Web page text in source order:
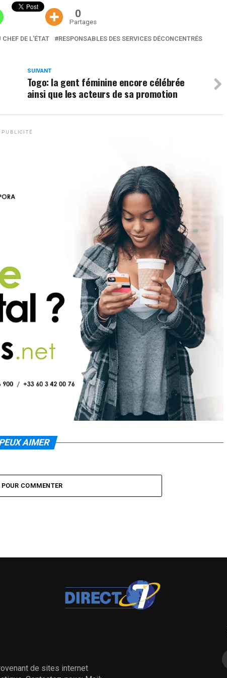
0
Partages
DE L'ÉTAT RESPONSABLES DES SERVICES DÉCONCENTRÉS
SUIVANT
Togo: la gent féminine encore célébrée
ainsi que les acteurs de sa promotion
PUBLICITÉ
AIMER
COMMENTER
de sites internet